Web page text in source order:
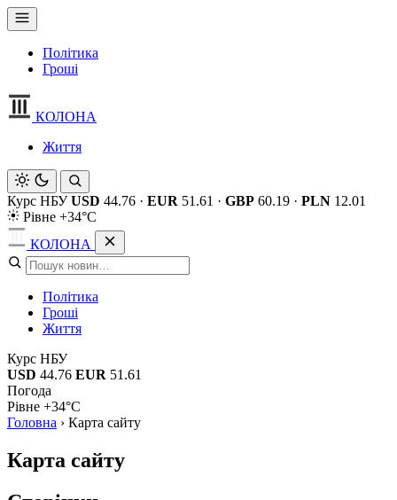
Політика
Гроші
КОЛОНА
Життя
Курс НБУ USD 44.76 · EUR 51.61 · GBP 60.19 · PLN 12.01
Рівне +34°C
КОЛОНА
Політика
Гроші
Життя
Курс НБУ
USD 44.76 EUR 51.61
Погода
Рівне +34°C
Головна › Карта сайту
Карта сайту